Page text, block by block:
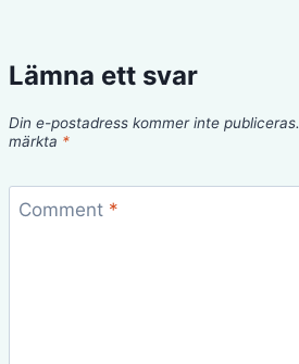
Lämna ett svar
Din e-postadress kommer inte publiceras.
märkta *
Comment *